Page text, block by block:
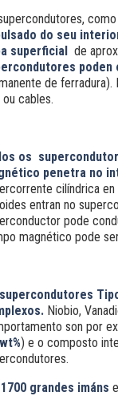
do seu
superficial de
poden
de ferradura).
cables.
os
penetra no
cilíndrica
entran no
pode
magnético pode
Niobio,
son por
) e o composto
1700 grandes imáns